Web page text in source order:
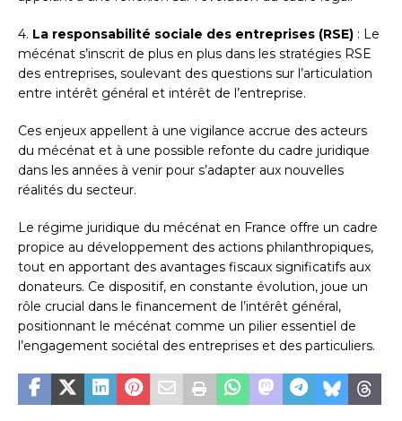
4. La responsabilité sociale des entreprises (RSE) : Le
mécénat s’inscrit de plus en plus dans les stratégies RSE
des entreprises, soulevant des questions sur l’articulation
entre intérêt général et intérêt de l’entreprise.
Ces enjeux appellent à une vigilance accrue des acteurs
du mécénat et à une possible refonte du cadre juridique
dans les années à venir pour s’adapter aux nouvelles
réalités du secteur.
Le régime juridique du mécénat en France offre un cadre
propice au développement des actions philanthropiques,
tout en apportant des avantages fiscaux significatifs aux
donateurs. Ce dispositif, en constante évolution, joue un
rôle crucial dans le financement de l’intérêt général,
positionnant le mécénat comme un pilier essentiel de
l’engagement sociétal des entreprises et des particuliers.